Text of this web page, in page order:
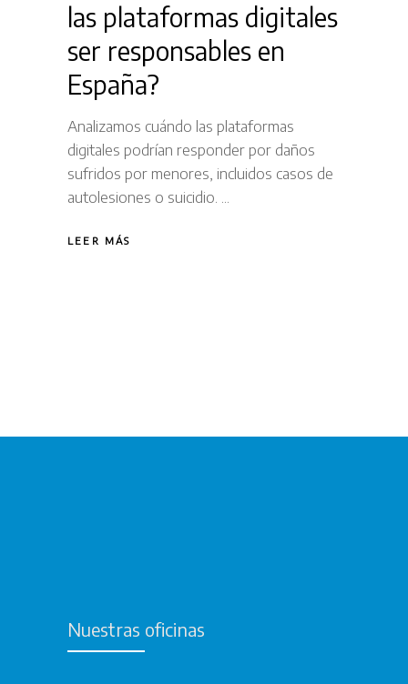
las plataformas digitales
ser responsables en
España?
Analizamos cuándo las plataformas
digitales podrían responder por daños
sufridos por menores, incluidos casos de
autolesiones o suicidio.
LEER MÁS
Nuestras oficinas